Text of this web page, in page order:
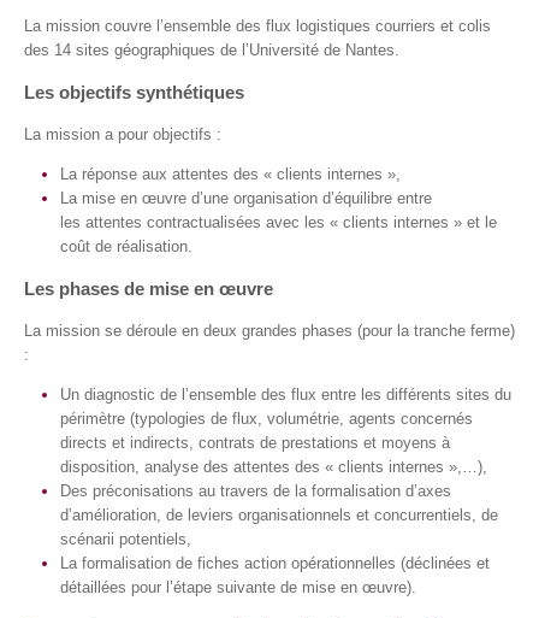
La mission couvre l’ensemble des flux logistiques courriers et colis
des 14 sites géographiques de l’Université de Nantes.
Les objectifs synthétiques
La mission a pour objectifs :
La réponse aux attentes des « clients internes »,
La mise en œuvre d’une organisation d’équilibre entre
les attentes contractualisées avec les « clients internes » et le
coût de réalisation.
Les phases de mise en œuvre
La mission se déroule en deux grandes phases (pour la tranche ferme)
:
Un diagnostic de l’ensemble des flux entre les différents sites du
périmètre (typologies de flux, volumétrie, agents concernés
directs et indirects, contrats de prestations et moyens à
disposition, analyse des attentes des « clients internes »,…),
Des préconisations au travers de la formalisation d’axes
d’amélioration, de leviers organisationnels et concurrentiels, de
scénarii potentiels,
La formalisation de fiches action opérationnelles (déclinées et
détaillées pour l’étape suivante de mise en œuvre).